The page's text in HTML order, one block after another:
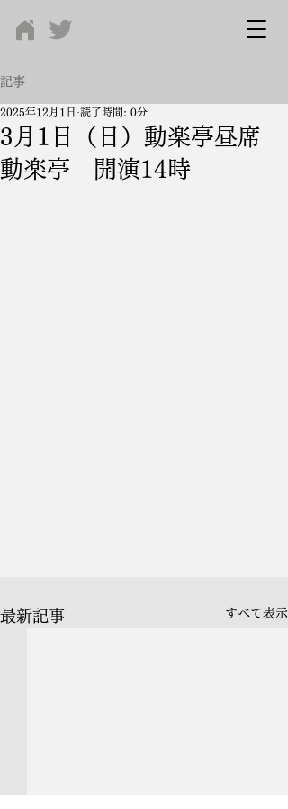
記事
3月1日（日）動楽亭昼席
動楽亭 開演14時
2025年12月1日 読了時間: 0分
最新記事 すべて表示